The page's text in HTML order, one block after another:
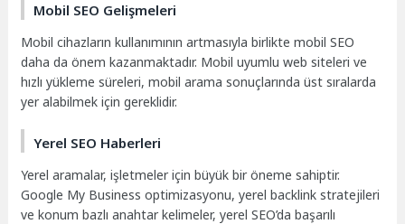
Mobil SEO Gelişmeleri
Mobil cihazların kullanımının artmasıyla birlikte mobil SEO
daha da önem kazanmaktadır. Mobil uyumlu web siteleri ve
hızlı yükleme süreleri, mobil arama sonuçlarında üst sıralarda
yer alabilmek için gereklidir.
Yerel SEO Haberleri
Yerel aramalar, işletmeler için büyük bir öneme sahiptir.
Google My Business optimizasyonu, yerel backlink stratejileri
ve konum bazlı anahtar kelimeler, yerel SEO’da başarılı